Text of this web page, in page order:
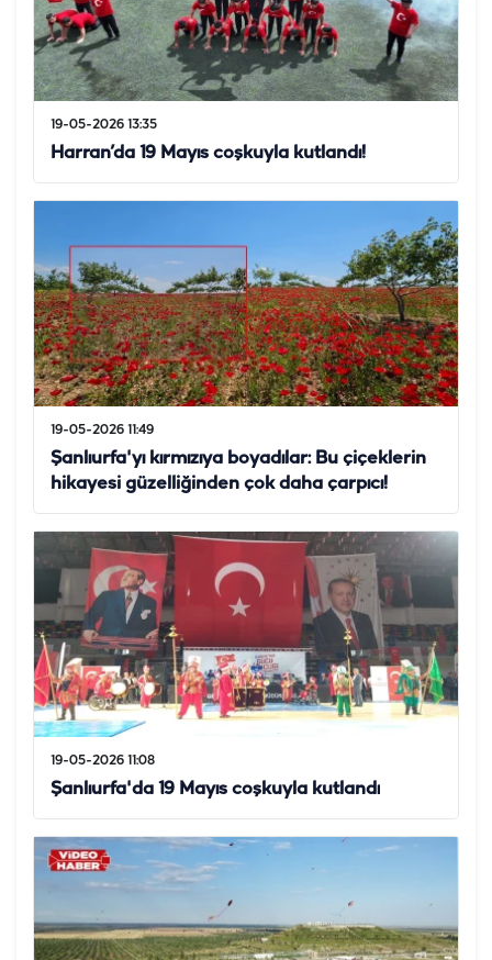
19-05-2026 13:35
Harran’da 19 Mayıs coşkuyla kutlandı!
19-05-2026 11:49
Şanlıurfa'yı kırmızıya boyadılar: Bu çiçeklerin
hikayesi güzelliğinden çok daha çarpıcı!
19-05-2026 11:08
Şanlıurfa'da 19 Mayıs coşkuyla kutlandı